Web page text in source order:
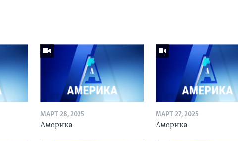
МАРТ 28, 2025
Америка
МАРТ 27, 2025
Америка